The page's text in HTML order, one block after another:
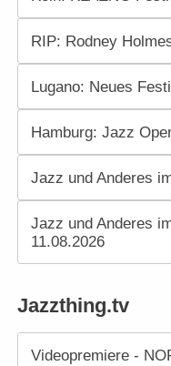
RIP: Rodney
Lugano: Neues
Hamburg: Jazz
Jazz und Anderes
Jazz und Anderes
11.08.2026
Jazzthing.tv
Videopremiere -